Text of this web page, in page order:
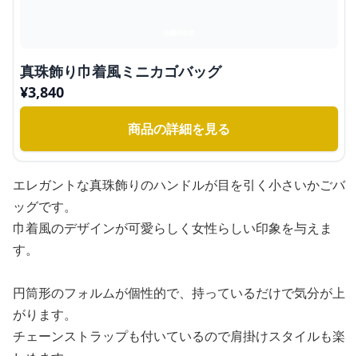
真珠飾り巾着風ミニカゴバッグ
¥3,840
商品の詳細を見る
エレガントな真珠飾りのハンドルが目を引く小さいかごバ
ッグです。
巾着風のデザインが可愛らしく女性らしい印象を与えま
す。
円筒形のフォルムが個性的で、持っているだけで気分が上
がります。
チェーンストラップも付いているので肩掛けスタイルも楽